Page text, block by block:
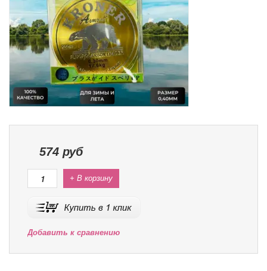
574 руб
+ В корзину
Добавить к сравнению